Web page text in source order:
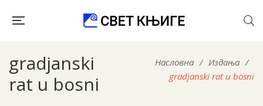
gradjanski
rat u bosni
Насловна / Издања /
gradjanski rat u bosni